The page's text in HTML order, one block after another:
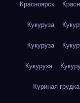
Красноярск
Кукуруза
Кукуруза
Кукуруза
Куриная грудка